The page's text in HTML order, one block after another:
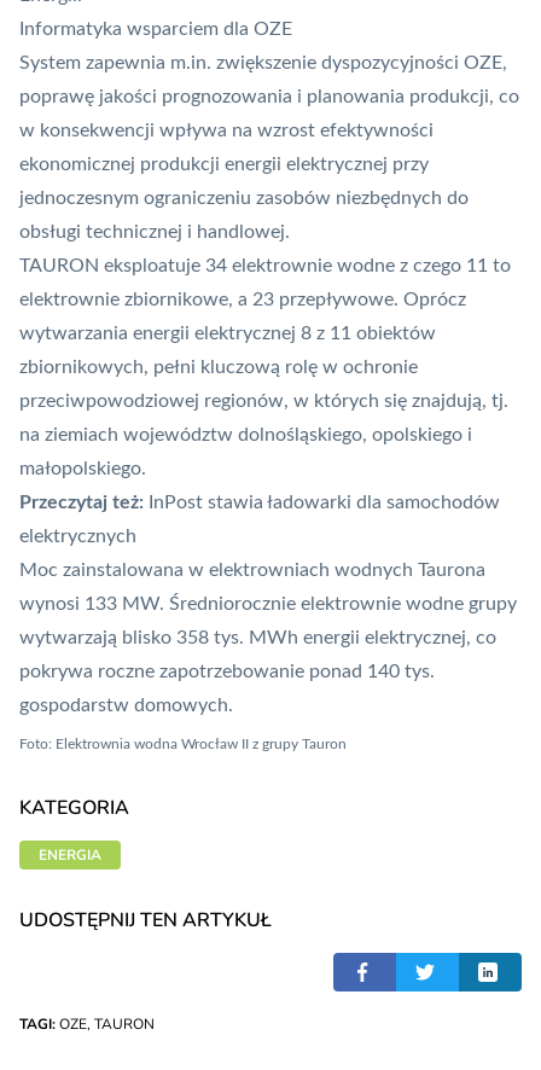
Informatyka wsparciem dla OZE
System zapewnia m.in. zwiększenie dyspozycyjności OZE,
poprawę jakości prognozowania i planowania produkcji, co
w konsekwencji wpływa na wzrost efektywności
ekonomicznej produkcji energii elektrycznej przy
jednoczesnym ograniczeniu zasobów niezbędnych do
obsługi technicznej i handlowej.
TAURON eksploatuje 34 elektrownie wodne z czego 11 to
elektrownie zbiornikowe, a 23 przepływowe. Oprócz
wytwarzania energii elektrycznej 8 z 11 obiektów
zbiornikowych, pełni kluczową rolę w ochronie
przeciwpowodziowej regionów, w których się znajdują, tj.
na ziemiach województw dolnośląskiego, opolskiego i
małopolskiego.
Przeczytaj też:
InPost stawia ładowarki dla samochodów
elektrycznych
Moc zainstalowana w elektrowniach wodnych Taurona
wynosi 133 MW. Średniorocznie elektrownie wodne grupy
wytwarzają blisko 358 tys. MWh energii elektrycznej, co
pokrywa roczne zapotrzebowanie ponad 140 tys.
gospodarstw domowych.
Foto: Elektrownia wodna Wrocław II z grupy Tauron
KATEGORIA
ENERGIA
UDOSTĘPNIJ TEN ARTYKUŁ
TAGI:OZE, TAURON